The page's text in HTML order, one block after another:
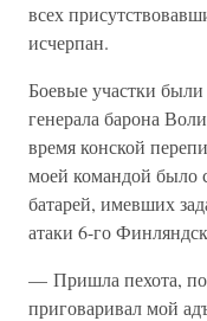
всех
исчерпан.
Боевые участки
генерала барона
время конской
моей командой было
батарей, имевших
атаки 6-го
— Пришла пехота,
приговаривал мой